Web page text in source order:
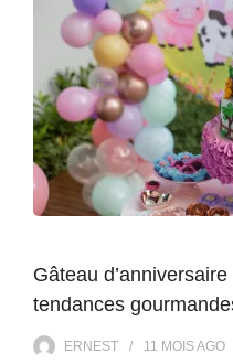
Gâteau
tendances
ERNEST 11 MOISAGO